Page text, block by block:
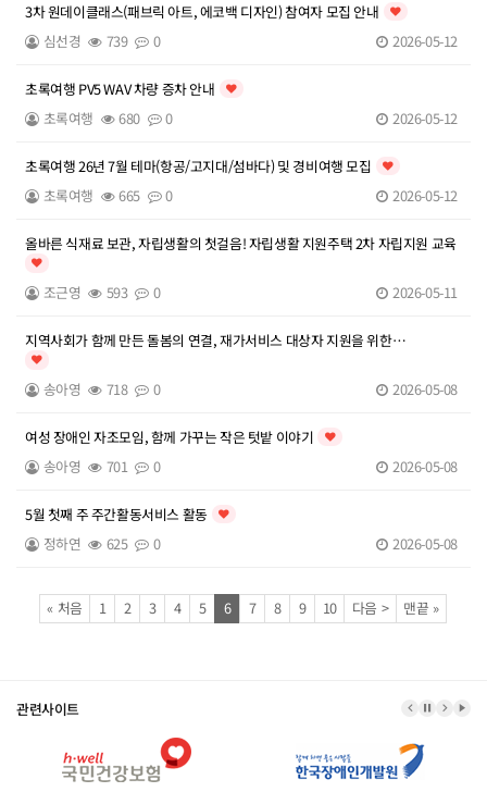
3차 원데이클래스(패브릭 아트, 에코백 디자인) 참여자 모집 안내 인기글
심선경 739 0 2026-05-12
초록여행 PV5 WAV 차량 증차 안내 인기글
초록여행 680 0 2026-05-12
초록여행 26년 7월 테마(항공/고지대/섬바다) 및 경비여행 모집 인기글
초록여행 665 0 2026-05-12
올바른 식재료 보관, 자립생활의 첫걸음! 자립생활 지원주택 2차 자립지원 교육
인기글
조근영 593 0 2026-05-11
지역사회가 함께 만든 돌봄의 연결, 재가서비스 대상자 지원을 위한
통합사례회의 개최
인기글
송아영 718 0 2026-05-08
여성 장애인 자조모임, 함께 가꾸는 작은 텃밭 이야기 인기글
송아영 701 0 2026-05-08
5월 첫째 주 주간활동서비스 활동 인기글
정하연 625 0 2026-05-08
« 처음페이지
1 페이지
2페이지
3페이지
4페이지
5페이지열린
6페이지
7페이지
8페이지
9페이지
10페이지
다음 페이지
> 맨끝 페이지
»
관련사이트 이전 배너
배너 정지
다음배